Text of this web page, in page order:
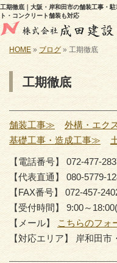
工期徹底｜大阪・岸和田市の舗装工事・
ト・コンクリート舗装も対応
HOME » ブログ» 工期徹底
工期徹底
舗装工事≫
外構・エク
基礎工事・造成工事≫
【電話番号】 072-477-
【代表直通】 080-5779-
【FAX番号】 072-457-
【受付時間】 9:00～
【メール】こちらのフォ
【対応エリア】 岸和田